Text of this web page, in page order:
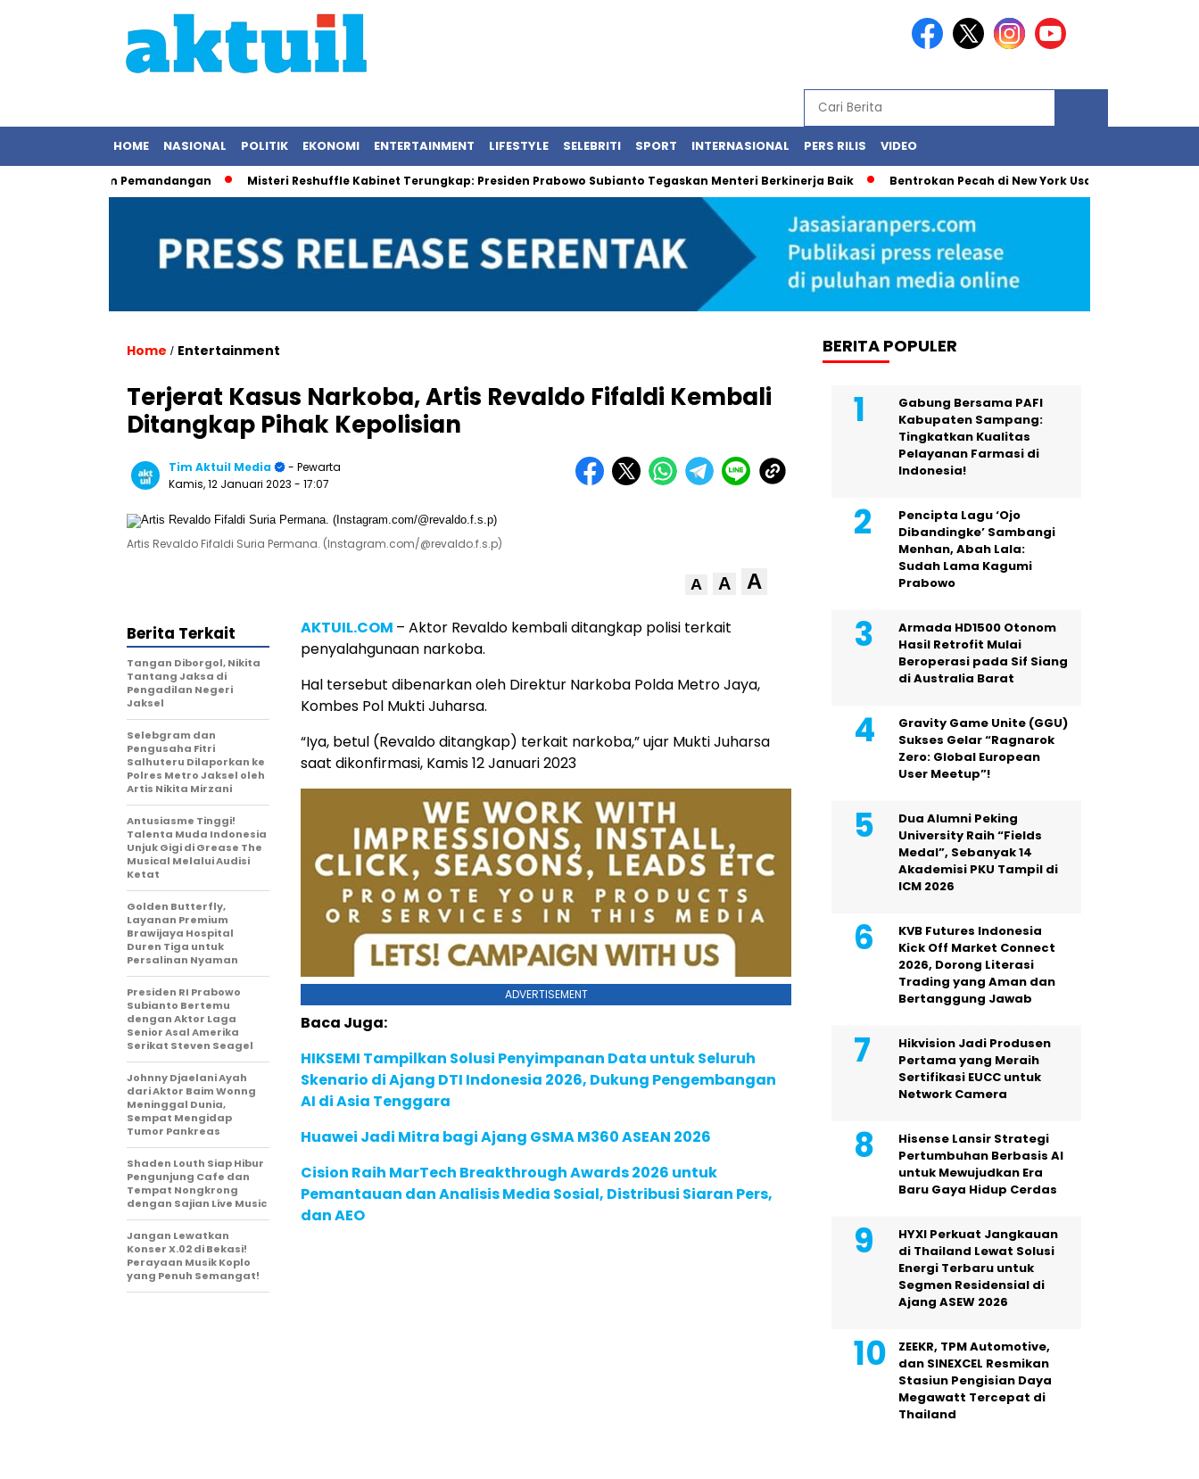
HOME NASIONAL POLITIK EKONOMI ENTERTAINMENT LIFESTYLE SELEBRITI SPORT INTERNASIONAL PERS RILIS VIDEO
Rekam Pemandangan Misteri Reshuffle Kabinet Terungkap: Presiden Prabowo Subianto Tegaskan Menteri Berkinerja Baik Bentrokan Pecah di New York Usai Demonstrasi Tolak
Home / Entertainment
Terjerat Kasus Narkoba, Artis Revaldo Fifaldi Kembali
Ditangkap Pihak Kepolisian
Tim Aktuil Media
- Pewarta
Kamis, 12 Januari 2023 - 17:07
Artis Revaldo Fifaldi Suria Permana. (Instagram.com/@revaldo.f.s.p)
A A A
AKTUIL.COM – Aktor Revaldo kembali ditangkap polisi terkait
penyalahgunaan narkoba.
Hal tersebut dibenarkan oleh Direktur Narkoba Polda Metro Jaya,
Kombes Pol Mukti Juharsa.
“Iya, betul (Revaldo ditangkap) terkait narkoba,” ujar Mukti Juharsa
saat dikonfirmasi, Kamis 12 Januari 2023
ADVERTISEMENT
Baca Juga:
HIKSEMI Tampilkan Solusi Penyimpanan Data untuk Seluruh
Skenario di Ajang DTI Indonesia 2026, Dukung Pengembangan
AI di Asia Tenggara
Huawei Jadi Mitra bagi Ajang GSMA M360 ASEAN 2026
Cision Raih MarTech Breakthrough Awards 2026 untuk
Pemantauan dan Analisis Media Sosial, Distribusi Siaran Pers,
dan AEO
Berita Terkait
Tangan Diborgol, Nikita
Tantang Jaksa di
Pengadilan Negeri
Jaksel
Selebgram dan
Pengusaha Fitri
Salhuteru Dilaporkan ke
Polres Metro Jaksel oleh
Artis Nikita Mirzani
Antusiasme Tinggi!
Talenta Muda Indonesia
Unjuk Gigi di Grease The
Musical Melalui Audisi
Ketat
Golden Butterfly,
Layanan Premium
Brawijaya Hospital
Duren Tiga untuk
Persalinan Nyaman
Presiden RI Prabowo
Subianto Bertemu
dengan Aktor Laga
Senior Asal Amerika
Serikat Steven Seagel
Johnny Djaelani Ayah
dari Aktor Baim Wonng
Meninggal Dunia,
Sempat Mengidap
Tumor Pankreas
Shaden Louth Siap Hibur
Pengunjung Cafe dan
Tempat Nongkrong
dengan Sajian Live Music
Jangan Lewatkan
Konser X.02 di Bekasi!
Perayaan Musik Koplo
yang Penuh Semangat!
BERITA POPULER
Gabung Bersama PAFI
Kabupaten Sampang:
Tingkatkan Kualitas
Pelayanan Farmasi di
Indonesia!
Pencipta Lagu ‘Ojo
Dibandingke’ Sambangi
Menhan, Abah Lala:
Sudah Lama Kagumi
Prabowo
Armada HD1500 Otonom
Hasil Retrofit Mulai
Beroperasi pada Sif Siang
di Australia Barat
Gravity Game Unite (GGU)
Sukses Gelar “Ragnarok
Zero: Global European
User Meetup”!
Dua Alumni Peking
University Raih “Fields
Medal”, Sebanyak 14
Akademisi PKU Tampil di
ICM 2026
KVB Futures Indonesia
Kick Off Market Connect
2026, Dorong Literasi
Trading yang Aman dan
Bertanggung Jawab
Hikvision Jadi Produsen
Pertama yang Meraih
Sertifikasi EUCC untuk
Network Camera
Hisense Lansir Strategi
Pertumbuhan Berbasis AI
untuk Mewujudkan Era
Baru Gaya Hidup Cerdas
HYXI Perkuat Jangkauan
di Thailand Lewat Solusi
Energi Terbaru untuk
Segmen Residensial di
Ajang ASEW 2026
ZEEKR, TPM Automotive,
dan SINEXCEL Resmikan
Stasiun Pengisian Daya
Megawatt Tercepat di
Thailand